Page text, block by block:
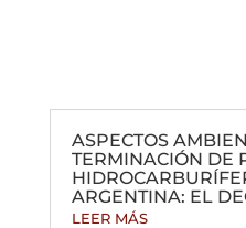
ASPECTOS
TERMINACIÓN DE
ARGENTINA: EL
LEER MÁS